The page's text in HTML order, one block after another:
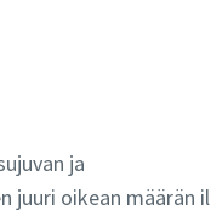
ja
oikean määrän